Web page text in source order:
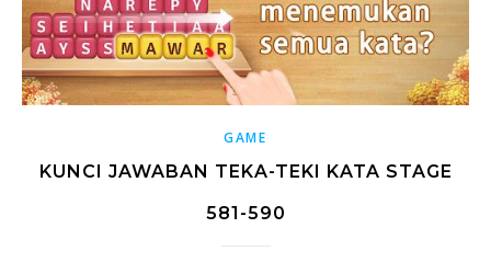
GAME
KUNCI JAWABAN TEKA-TEKI KATA STAGE
581-590